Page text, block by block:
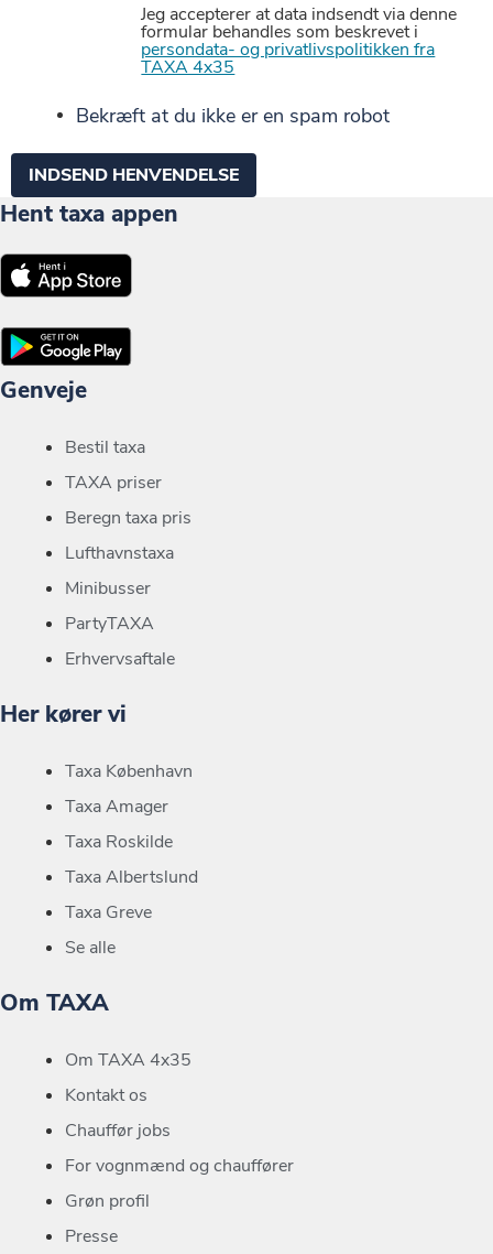
Jeg accepterer at data indsendt via denne
formular behandles som beskrevet i
persondata- og privatlivspolitikken fra
TAXA 4x35
Bekræft at du ikke er en spam robot
Hent taxa appen
Genveje
Bestil taxa
TAXA priser
Beregn taxa pris
Lufthavnstaxa
Minibusser
PartyTAXA
Erhvervsaftale
Her kører vi
Taxa København
Taxa Amager
Taxa Roskilde
Taxa Albertslund
Taxa Greve
Se alle
Om TAXA
Om TAXA 4x35
Kontakt os
Chauffør jobs
For vognmænd og chauffører
Grøn profil
Presse